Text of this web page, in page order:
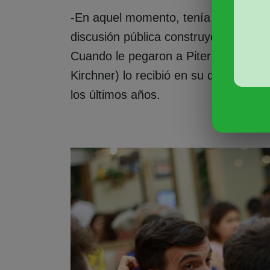
-En aquel momento, tenía que ver
discusión pública construyendo
Cuando le pegaron a Piter Robledo,
Kirchner) lo recibió en su
los últimos años.